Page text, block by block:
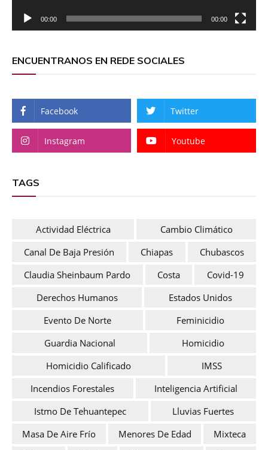
00:00 00:00
ENCUENTRANOS EN REDE SOCIALES
Facebook Twitter
Instagram Youtube
TAGS
Actividad Eléctrica
Cambio Climático
Canal De Baja Presión
Chiapas
Chubascos
Claudia Sheinbaum Pardo
Costa
Covid-19
Derechos Humanos
Estados Unidos
Evento De Norte
Feminicidio
Guardia Nacional
Homicidio
Homicidio Calificado
IMSS
Incendios Forestales
Inteligencia Artificial
Istmo De Tehuantepec
Lluvias Fuertes
Masa De Aire Frío
Menores De Edad
Mixteca